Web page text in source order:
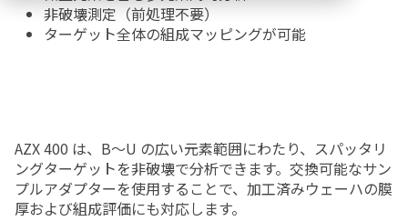
非破壊測定（前処理不要）
ターゲット全体の組成マッピングが可能
AZX 400 は、B～U の広い元素範囲にわたり、スパッタリ
ングターゲットを非破壊で分析できます。交換可能なサン
プルアダプターを使用することで、加工済みウェーハの膜
厚および組成評価にも対応します。